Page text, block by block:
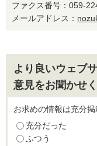
ファクス番号：059-
メールアドレス：
より良いウェブ
意見をお聞かせ
お求めの情報は充分
充分だった
ふつう